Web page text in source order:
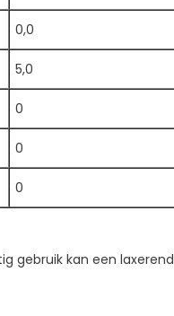
0,0
5,0
0
0
0
gebruik kan een laxerend